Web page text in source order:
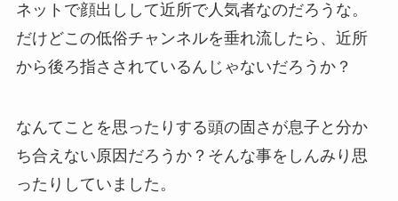
ネットで顔出しして近所で人気者なのだろうな。
だけどこの低俗チャンネルを垂れ流したら、近所
から後ろ指さされているんじゃないだろうか？
なんてことを思ったりする頭の固さが息子と分か
ち合えない原因だろうか？そんな事をしんみり思
ったりしていました。